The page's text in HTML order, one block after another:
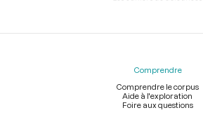
Comprendre
Comprendre le corpus
Aide à l'exploration
Foire aux questions